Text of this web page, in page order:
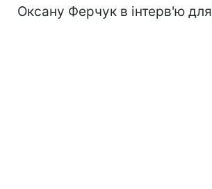
Оксану Ферчук в інтерв'ю для